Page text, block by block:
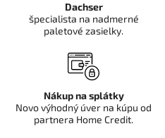
Dachser
špecialista na nadmerné
paletové zasielky.
Nákup na splátky
Novo výhodný úver na kúpu od
partnera Home Credit.